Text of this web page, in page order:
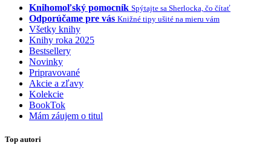
Knihomoľský pomocník Spýtajte sa Sherlocka, čo čítať
Odporúčame pre vás Knižné tipy ušité na mieru vám
Všetky knihy
Knihy roka 2025
Bestsellery
Novinky
Pripravované
Akcie a zľavy
Kolekcie
BookTok
Mám záujem o titul
Top autori